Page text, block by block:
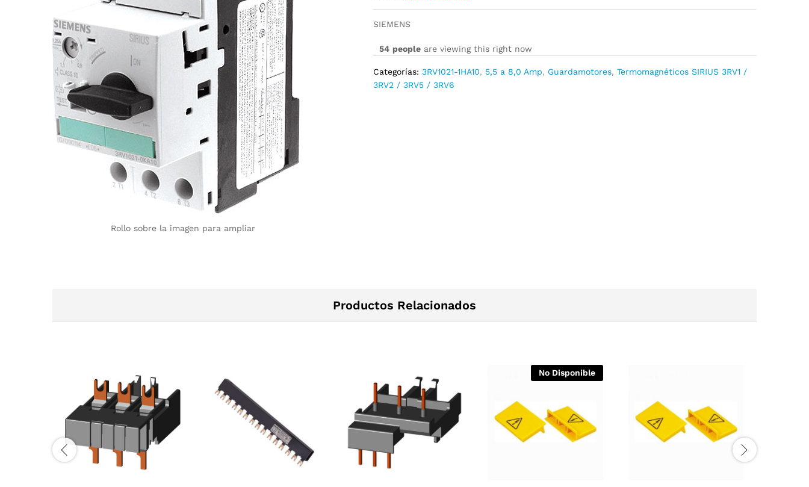
Rollo sobre la imagen para ampliar
SIEMENS
54 people are viewing this right now
Categorías:3RV1021-1HA10, 5,5 a 8,0 Amp, Guardamotores,Termomagnéticos SIRIUS 3RV1 /
3RV2 / 3RV5 / 3RV6
Productos Relacionados
No Disponible